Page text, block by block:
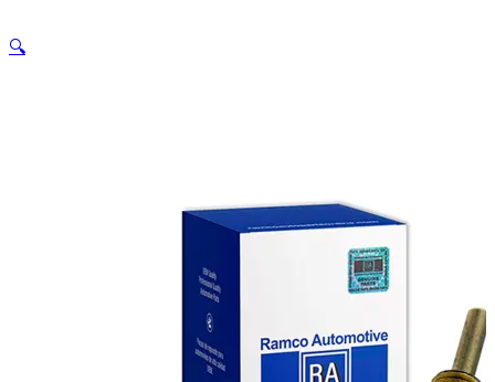
🔍